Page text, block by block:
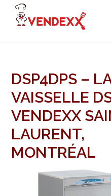
DSP4DPS –
VAISSELLE
VENDEXX
LAURENT,
MONTRÉAL